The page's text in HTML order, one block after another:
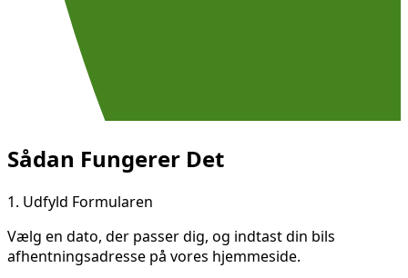
Sådan Fungerer Det
1. Udfyld Formularen
Vælg en dato, der passer dig, og indtast din bils
afhentningsadresse på vores hjemmeside.